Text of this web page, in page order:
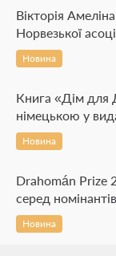
Вікторія
Норвезької
Новина
Книга «Дім для
німецькою у
Новина
Drahomán Prize
серед номінантів
Новина